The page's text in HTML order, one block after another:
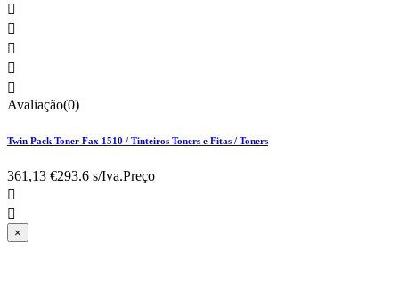





Avaliação(0)
Twin Pack Toner Fax 1510 / Tinteiros Toners e Fitas / Toners
361,13 €293.6 s/Iva.Preço


×